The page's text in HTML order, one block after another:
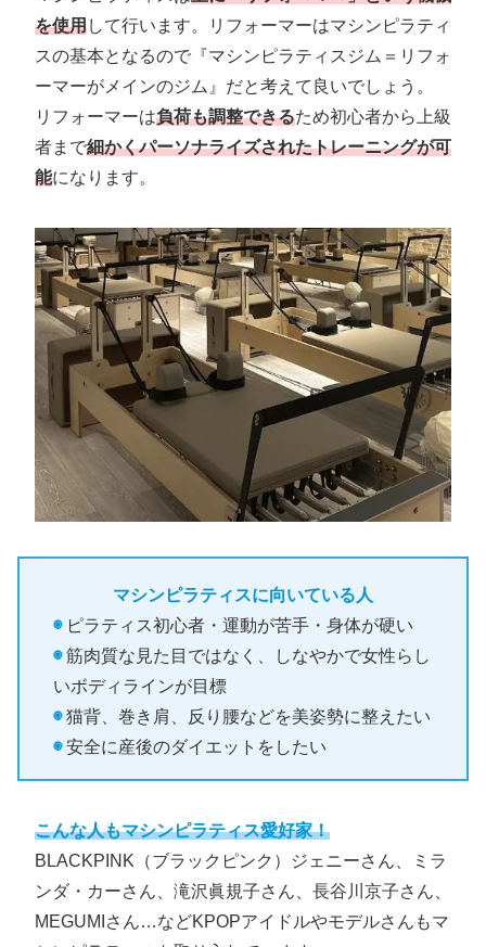
を使用して行います。リフォーマーはマシンピラティ
スの基本となるので『マシンピラティスジム＝リフォ
ーマーがメインのジム』だと考えて良いでしょう。
リフォーマーは負荷も調整できるため初心者から上級
者まで細かくパーソナライズされたトレーニングが可
能になります。
マシンピラティスに向いている人
◉ ピラティス初心者・運動が苦手・身体が硬い
◉筋肉質な見た目ではなく、しなやかで女性らし
いボディラインが目標
◉猫背、巻き肩、反り腰などを美姿勢に整えたい
◉安全に産後のダイエットをしたい
こんな人もマシンピラティス愛好家！
BLACKPINK（ブラックピンク）ジェニーさん、ミラ
ンダ・カーさん、滝沢眞規子さん、長谷川京子さん、
MEGUMIさん…などKPOPアイドルやモデルさんもマ